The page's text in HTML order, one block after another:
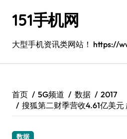
151手机网
大型手机资讯类网站！ https://
首页 5G频道 数据
2017
搜狐第二财季营收4.61亿美元
数据